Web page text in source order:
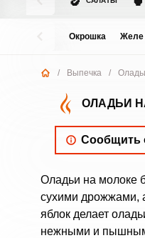
Окрошка Желе
/ Выпечка /
ОЛАДЬИ
Сообщить
Оладьи на молоке
сухими дрожжами,
яблок делает
нежными и